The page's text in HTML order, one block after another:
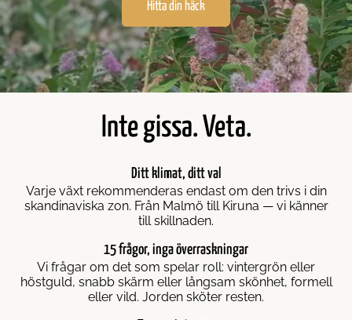
häckar
Hitta din häck
Inte gissa. Veta.
Ditt klimat, ditt val
Varje växt rekommenderas endast om den trivs i din
skandinaviska zon. Från Malmö till Kiruna — vi känner
till skillnaden.
15 frågor, inga överraskningar
Vi frågar om det som spelar roll: vintergrön eller
höstguld, snabb skärm eller långsam skönhet, formell
eller vild. Jorden sköter resten.